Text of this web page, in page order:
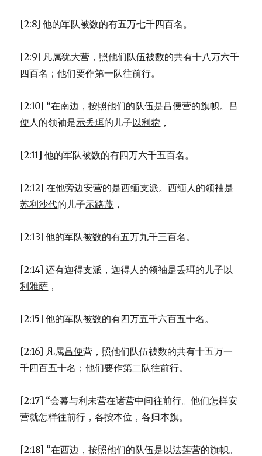
[2:8] 他的军队被数的有五万七千四百名。
[2:9] 凡属犹大营，照他们队伍被数的共有十八万六千
四百名；他们要作第一队往前行。
[2:10] “在南边，按照他们的队伍是吕便营的旗帜。 吕
便人的领袖是示丢珥的儿子以利蓿 ，
[2:11] 他的军队被数的有四万六千五百名。
[2:12] 在他旁边安营的是西缅支派。西缅人的领袖是
苏利沙代的儿子示路蔑 ，
[2:13] 他的军队被数的有五万九千三百名。
[2:14] 还有迦得支派，迦得人的领袖是丢珥的儿子以
利雅萨 ，
[2:15] 他的军队被数的有四万五千六百五十名。
[2:16] 凡属吕便营，照他们队伍被数的共有十五万一
千四百五十名；他们要作第二队往前行。
[2:17] “会幕与利未营在诸营中间往前行。他们怎样安
营就怎样往前行，各按本位，各归本旗。
[2:18] “在西边，按照他们的队伍是以法莲营的旗帜。